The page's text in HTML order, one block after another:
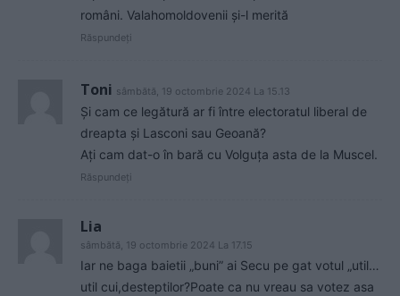
români. Valahomoldovenii și-l merită
Răspundeți
Toni sâmbătă, 19 octombrie 2024 La 15.13
Și cam ce legătură ar fi între electoratul liberal de
dreapta și Lasconi sau Geoană?
Ați cam dat-o în bară cu Volguța asta de la Muscel.
Răspundeți
Lia
sâmbătă, 19 octombrie 2024 La 17.15
Iar ne baga baietii „buni” ai Secu pe gat votul „util…
util cui,desteptilor?Poate ca nu vreau sa votez asa